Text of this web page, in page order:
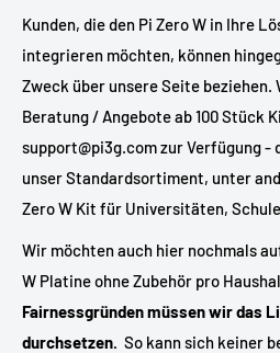
Kunden, die den Pi Zero W in Ihre
integrieren möchten, können
Zweck über unsere Seite
Beratung / Angebote ab 100 Stück
support@pi3g.com zur Verfügung -
unser Standardsortiment, unter
Zero W Kit für Universitäten,
Wir möchten auch hier nochmals
W Platine ohne Zubehör pro
Fairnessgründen müssen wir das
durchsetzen. So kann sich keiner